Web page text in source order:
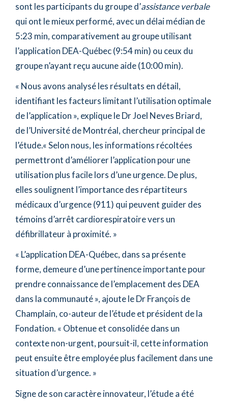
sont les participants du groupe d’assistance verbale
qui ont le mieux performé, avec un délai médian de
5:23 min, comparativement au groupe utilisant
l’application DEA-Québec (9:54 min) ou ceux du
groupe n’ayant reçu aucune aide (10:00 min).
« Nous avons analysé les résultats en détail,
identifiant les facteurs limitant l’utilisation optimale
de l’application », explique le Dr Joel Neves Briard,
de l’Université de Montréal, chercheur principal de
l’étude.«Selon nous, les informations récoltées
permettront d’améliorer l’application pour une
utilisation plus facile lors d’une urgence. De plus,
elles soulignent l’importance des répartiteurs
médicaux d’urgence (911) qui peuvent guider des
témoins d’arrêt cardiorespiratoire vers un
défibrillateur à proximité. »
« L’application DEA-Québec, dans sa présente
forme, demeure d’une pertinence importante pour
prendre connaissance de l’emplacement des DEA
dans la communauté», ajoute le Dr François de
Champlain, co-auteur de l’étude et président de la
Fondation. « Obtenue et consolidée dans un
contexte non-urgent, poursuit-il, cette information
peut ensuite être employée plus facilement dans une
situation d’urgence. »
Signe de son caractère innovateur, l’étude a été